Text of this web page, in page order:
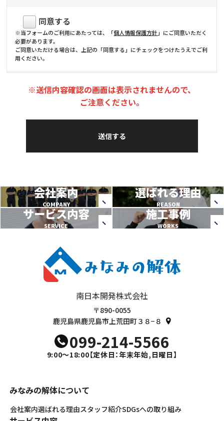
同意する
※当フォームのご利用にあたっては、「個人情報保護方針」にご同意いただく
必要があります。
ご同意いただける場合は、上記の「同意する」にチェックをつけたうえでご利
用ください。
※送信内容確認の画面は表示されませんので、
ご注意ください。
会社案内
COMPANY
選ばれる理由
REASON
サービス内容
SERVICE
施工事例
WORKS
南日本開発株式会社
〒890-0055
鹿児島県鹿児島市上荒田町３８−８
099-214-5566
9:00～18:00【定休日：年末年始,日曜日】
みなみの解体について
会社案内選ばれる理由スタッフ紹介SDGsへの取り組み